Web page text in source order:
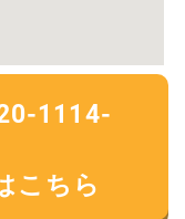
1114-
こちら